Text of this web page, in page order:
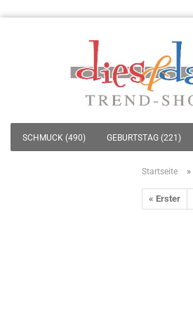
SCHMUCK (490) GEBURTSTAG (221)
Startseite »
« Erster